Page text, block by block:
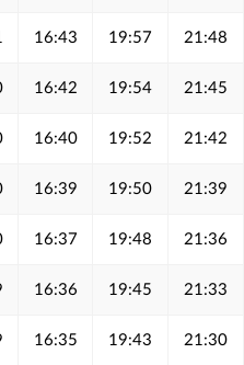
16:43 19:57 21:48
16:42 19:54 21:45
16:40 19:52 21:42
16:39 19:50 21:39
16:37 19:48 21:36
16:36 19:45 21:33
16:35 19:43 21:30